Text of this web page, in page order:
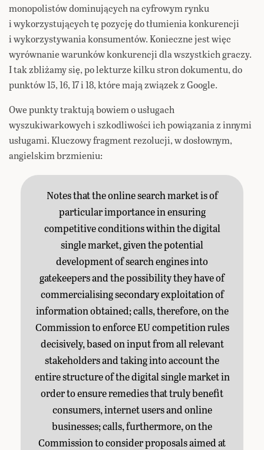
monopolistów dominujących na cyfrowym rynku
i wykorzystujących tę pozycję do tłumienia konkurencji
i wykorzystywania konsumentów. Konieczne jest więc
wyrównanie warunków konkurencji dla wszystkich graczy.
I tak zbliżamy się, po lekturze kilku stron dokumentu, do
punktów 15, 16, 17 i 18, które mają związek z Google.
Owe punkty traktują bowiem o usługach
wyszukiwarkowych i szkodliwości ich powiązania z innymi
usługami. Kluczowy fragment rezolucji, w dosłownym,
angielskim brzmieniu:
Notes that the online search market is of
particular importance in ensuring
competitive conditions within the digital
single market, given the potential
development of search engines into
gatekeepers and the possibility they have of
commercialising secondary exploitation of
information obtained; calls, therefore, on the
Commission to enforce EU competition rules
decisively, based on input from all relevant
stakeholders and taking into account the
entire structure of the digital single market in
order to ensure remedies that truly benefit
consumers, internet users and online
businesses; calls, furthermore, on the
Commission to consider proposals aimed at